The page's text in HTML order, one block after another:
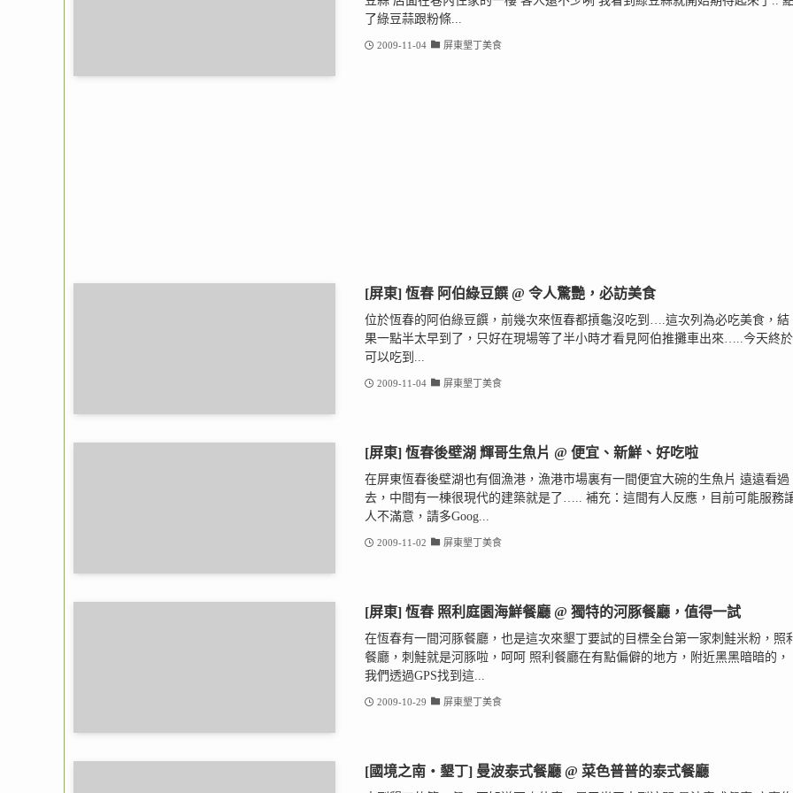
了綠豆蒜跟粉條...
2009-11-04 屏東墾丁美食
[屏東] 恆春 阿伯綠豆饌 @ 令人驚艷，必訪美食
位於恆春的阿伯綠豆饌，前幾次來恆春都摃龜沒吃到….這次列為必吃美食，結
果一點半太早到了，只好在現場等了半小時才看見阿伯推攤車出來…..今天終於
可以吃到...
2009-11-04 屏東墾丁美食
[屏東] 恆春後壁湖 輝哥生魚片 @ 便宜、新鮮、好吃啦
在屏東恆春後壁湖也有個漁港，漁港市場裏有一間便宜大碗的生魚片 遠遠看過
去，中間有一棟很現代的建築就是了….. 補充：這間有人反應，目前可能服務
人不滿意，請多Goog...
2009-11-02 屏東墾丁美食
[屏東] 恆春 照利庭園海鮮餐廳 @ 獨特的河豚餐廳，值得一試
在恆春有一間河豚餐廳，也是這次來墾丁要試的目標全台第一家刺鮭米粉，照
餐廳，刺鮭就是河豚啦，呵呵 照利餐廳在有點偏僻的地方，附近黑黑暗暗的，
我們透過GPS找到這...
2009-10-29 屏東墾丁美食
[國境之南‧墾丁] 曼波泰式餐廳 @ 菜色普普的泰式餐廳